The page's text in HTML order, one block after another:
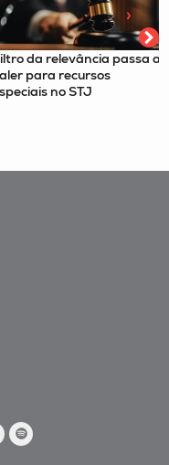
da relevância passa a
para recursos
no STJ